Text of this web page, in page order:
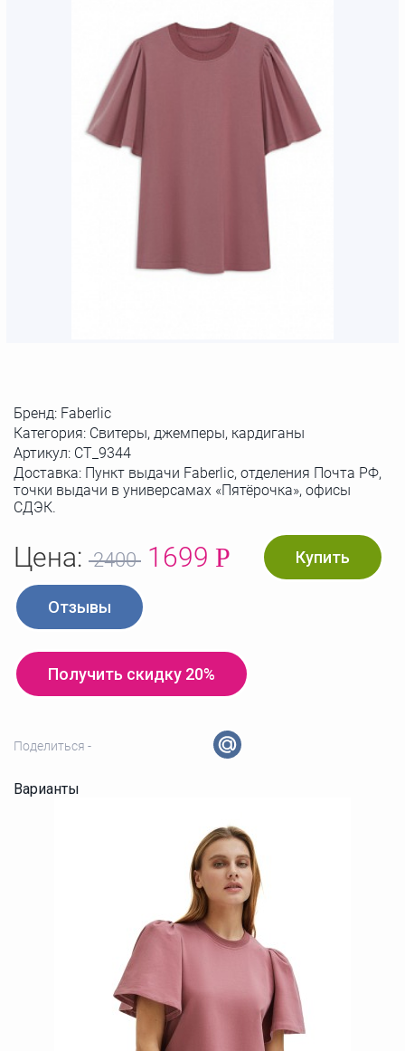
Бренд: Faberlic
Категория: Свитеры, джемперы, кардиганы
Артикул: СТ_9344
Доставка: Пункт выдачи Faberlic, отделения Почта РФ,
точки выдачи в универсамах «Пятёрочка», офисы
СДЭК.
Цена: 2400 1699 Р Купить
Отзывы
Получить скидку 20%
Поделиться -
Варианты